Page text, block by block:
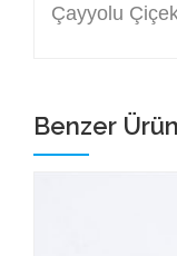
Çayyolu
Benzer